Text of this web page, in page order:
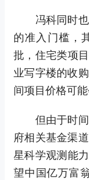
冯科同时也
的准入门槛，
批，住宅类项
业写字楼的收
间项目价格可能
但由于时间
府相关基金渠
星科学观测能
望中国亿万富